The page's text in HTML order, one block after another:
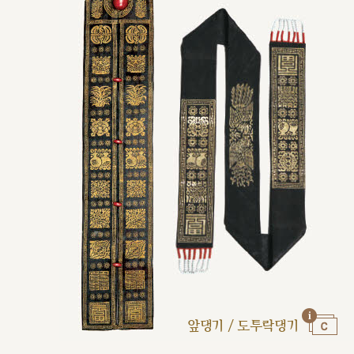
앞댕기 / 도투락댕기